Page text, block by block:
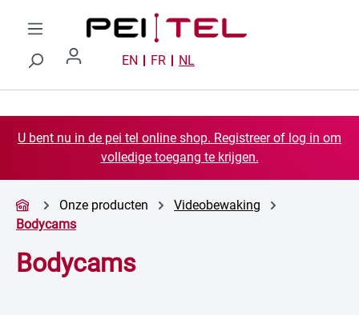
Ga naar de hoofdinhoud
EN FR NL
U bent nu in de pei tel online shop. Registreer of log in om
volledige toegang te krijgen.
Onze producten
Videobewaking
Bodycams
Bodycams